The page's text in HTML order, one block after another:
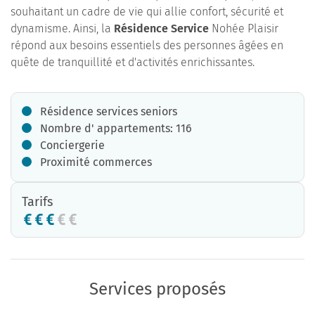
souhaitant un cadre de vie qui allie confort, sécurité et
dynamisme. Ainsi, la Résidence Service Nohée Plaisir
répond aux besoins essentiels des personnes âgées en
quête de tranquillité et d'activités enrichissantes.
Résidence services seniors
Nombre d' appartements: 116
Conciergerie
Proximité commerces
Tarifs
Services proposés